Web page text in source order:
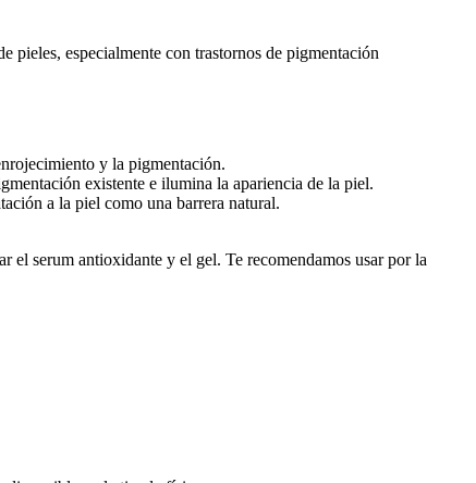
pieles, especialmente con trastornos de pigmentación
y la pigmentación.
existente e ilumina la apariencia de la piel.
a la piel como una barrera natural.
el serum antioxidante y el gel. Te recomendamos usar por la